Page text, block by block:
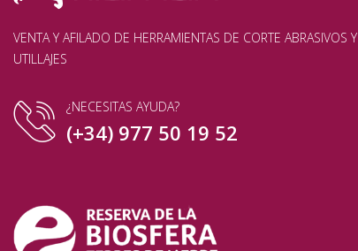
VENTA Y AFILADO DE HERRAMIENTAS DE CORTE ABRASIVOS Y
UTILLAJES
¿NECESITAS AYUDA?
(+34) 977 50 19 52